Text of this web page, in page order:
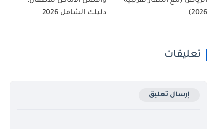
2026)
دليلك الشامل 2026
تعليقات
إرسال تعليق